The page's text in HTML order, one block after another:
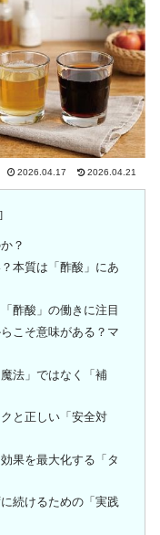
2026.04.17 2026.04.21
？
本質は「酢酸」にあ
酢酸」の働きに注目
こそ意味がある？マ
法」ではなく「補
と正しい「安全対
果を最大化する「タ
続けるための「実践